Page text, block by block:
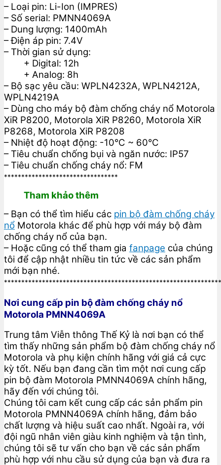
– Loại pin: Li-Ion (IMPRES)
– Số serial: PMNN4069A
– Dung lượng: 1400mAh
– Điện áp pin: 7.4V
– Thời gian sử dụng:
+ Digital: 12h
+ Analog: 8h
– Bộ sạc yêu cầu: WPLN4232A, WPLN4212A,
WPLN4219A
– Dùng cho máy bộ đàm chống cháy nổ Motorola
XiR P8200, Motorola XiR P8260, Motorola XiR
P8268, Motorola XiR P8208
– Nhiệt độ hoạt động: -10°C ~ 60°C
– Tiêu chuẩn chống bụi và ngăn nước: IP57
– Tiêu chuẩn chống cháy nổ: FM
*********************************
Tham khảo thêm
– Bạn có thể tìm hiểu các pin bộ đàm chống cháy
nổ Motorola khác để phù hợp với máy bộ đàm
chống cháy nổ của bạn.
– Hoặc cũng có thể tham gia fanpage của chúng
tôi để cập nhật nhiều tin tức về các sản phẩm
mới bạn nhé.
Nơi cung cấp pin bộ đàm chống cháy nổ
Motorola PMNN4069A
Trung tâm Viễn thông Thế Kỷ là nơi bạn có thể
tìm thấy những sản phẩm bộ đàm chống cháy nổ
Motorola và phụ kiện chính hãng với giá cả cực
kỳ tốt. Nếu bạn đang cần tìm một nơi cung cấp
pin bộ đàm Motorola PMNN4069A chính hãng,
hãy đến với chúng tôi.
Chúng tôi cam kết cung cấp các sản phẩm pin
Motorola PMNN4069A chính hãng, đảm bảo
chất lượng và hiệu suất cao nhất. Ngoài ra, với
đội ngũ nhân viên giàu kinh nghiệm và tận tình,
chúng tôi sẽ tư vấn cho bạn về các sản phẩm
phù hợp với nhu cầu sử dụng của bạn và đưa ra